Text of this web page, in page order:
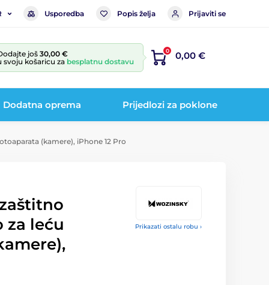
Usporedba Popis želja Prijaviti se
još30,00 €
svoju košaricu za besplatnu dostavu
0 0,00 €
Dodatna oprema Prijedlozi za poklone
(kamere), iPhone 12 Pro
Prikazati ostalu robu ›
za leću